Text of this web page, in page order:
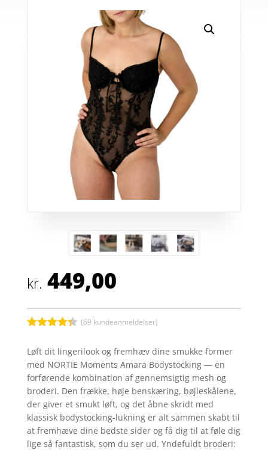
kr. 449,00
ud af 5
baseret
på
kundebedø
mmelser
(69 kundeanmeldelser)
Løft dit lingerilook og fremhæv dine smukke former
med NORTIE Moments Amara Bodystocking — en
forførende kombination af gennemsigtig mesh og
broderi. Den frække, høje benskæring, bøjleskålene,
der giver et smukt løft, og det åbne skridt med
klassisk bodystocking-lukning er alt sammen skabt til
at fremhæve dine bedste sider og få dig til at føle dig
lige så fantastisk, som du ser ud. Yndefuldt broderi: